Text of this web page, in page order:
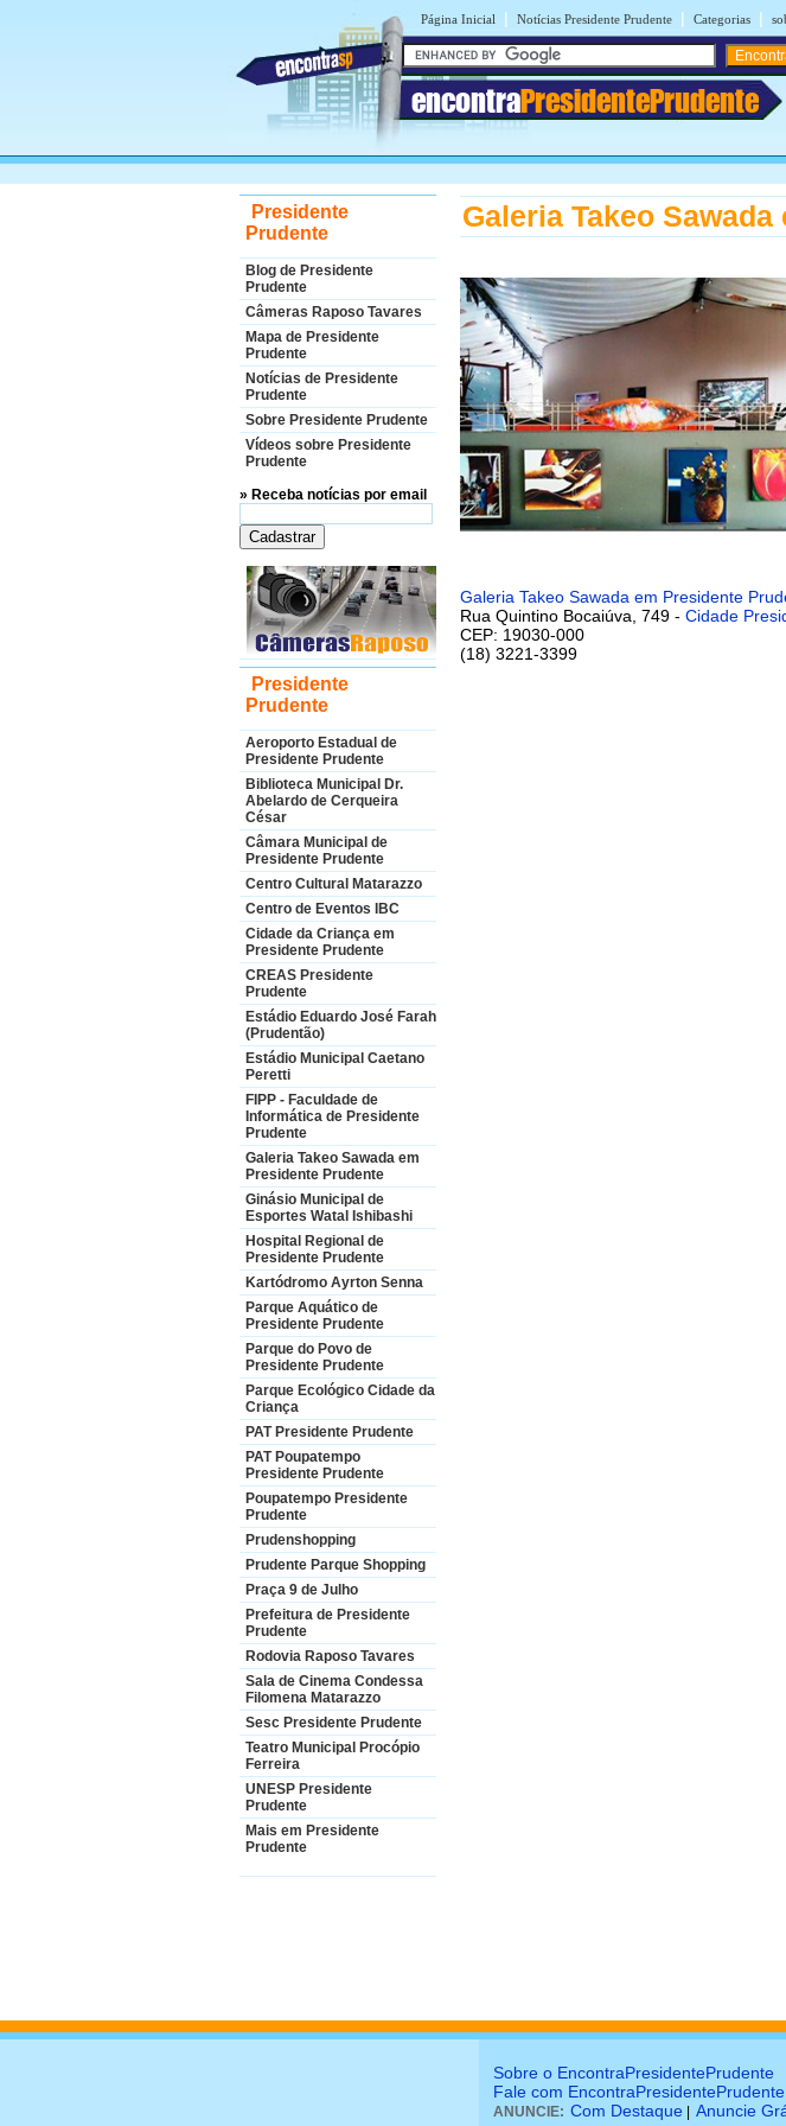
Página Inicial | Notícias Presidente Prudente | Categorias |
encontraPresidentePrudente
Presidente
Prudente
Blog de Presidente
Prudente
Câmeras Raposo Tavares
Mapa de Presidente
Prudente
Notícias de Presidente
Prudente
Sobre Presidente Prudente
Vídeos sobre Presidente
Prudente
» Receba notícias por email
Presidente
Prudente
Aeroporto Estadual de
Presidente Prudente
Biblioteca Municipal Dr.
Abelardo de Cerqueira
César
Câmara Municipal de
Presidente Prudente
Centro Cultural Matarazzo
Centro de Eventos IBC
Cidade da Criança em
Presidente Prudente
CREAS Presidente
Prudente
Estádio Eduardo José Farah
(Prudentão)
Estádio Municipal Caetano
Peretti
FIPP - Faculdade de
Informática de Presidente
Prudente
Galeria Takeo Sawada em
Presidente Prudente
Ginásio Municipal de
Esportes Watal Ishibashi
Hospital Regional de
Presidente Prudente
Kartódromo Ayrton Senna
Parque Aquático de
Presidente Prudente
Parque do Povo de
Presidente Prudente
Parque Ecológico Cidade da
Criança
PAT Presidente Prudente
PAT Poupatempo
Presidente Prudente
Poupatempo Presidente
Prudente
Prudenshopping
Prudente Parque Shopping
Praça 9 de Julho
Prefeitura de Presidente
Prudente
Rodovia Raposo Tavares
Sala de Cinema Condessa
Filomena Matarazzo
Sesc Presidente Prudente
Teatro Municipal Procópio
Ferreira
UNESP Presidente
Prudente
Mais em Presidente
Prudente
Galeria Takeo
Galeria Takeo Sawada em Presidente
Rua Quintino Bocaiúva, 749 - Cidade
CEP: 19030-000
(18) 3221-3399
Sobre o EncontraPresidentePrudente
Fale com EncontraPresidentePrudente
ANUNCIE: Com Destaque Anuncie